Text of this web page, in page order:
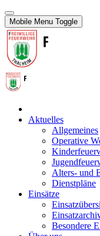
Mobile Menu Toggle
Aktuelles
Allgemeines
Operative
Alters- und
Dienstpläne
Einsätze
Besondere